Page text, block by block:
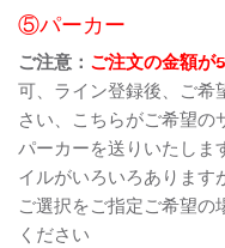
⑤パーカー
ご注意： ご注文の金額が
可、ライン登録後、ご希
さい、こちらがご希望の
パーカーを送りいたしま
イルがいろいろありま
ご選択をご指定ご希望の
ください